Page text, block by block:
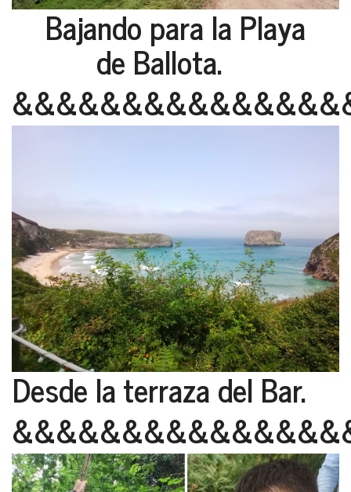
Bajando para la Playa
de Ballota.
Desde la terraza del Bar.